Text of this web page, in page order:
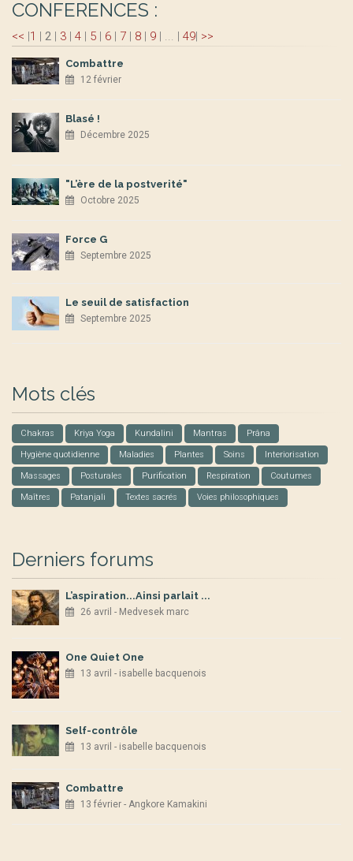
CONFERENCES :
<< |1 | 2 | 3 | 4 | 5 | 6 | 7 | 8 | 9 | ... | 49| >>
Combattre
12 février
Blasé !
Décembre 2025
"L’ère de la postverité"
Octobre 2025
Force G
Septembre 2025
Le seuil de satisfaction
Septembre 2025
Mots clés
Chakras Kriya Yoga Kundalini Mantras Prâna
Hygiène quotidienne Maladies Plantes Soins Interiorisation
Massages Posturales Purification Respiration Coutumes
Maîtres Patanjali Textes sacrés Voies philosophiques
Derniers forums
L’aspiration...Ainsi parlait ...
26 avril - Medvesek marc
One Quiet One
13 avril - isabelle bacquenois
Self-contrôle
13 avril - isabelle bacquenois
Combattre
13 février - Angkore Kamakini